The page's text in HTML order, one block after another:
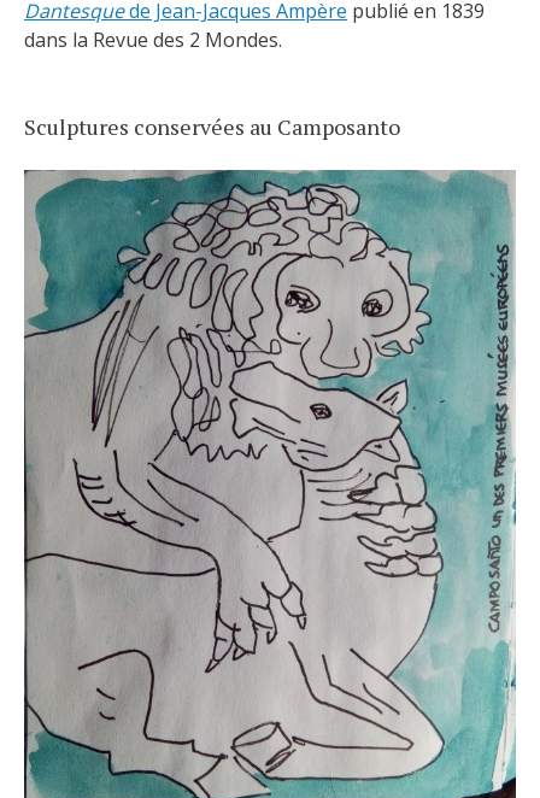
Dantesquede Jean-Jacques Ampère publié en 1839
dans la Revue des 2 Mondes.
Sculptures conservées au Camposanto